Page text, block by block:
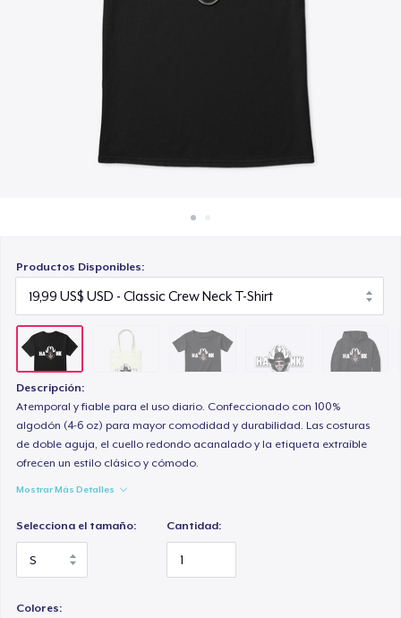
Productos Disponibles:
Descripción:
Atemporal y fiable para el uso diario. Confeccionado con 100%
algodón (4-6 oz) para mayor comodidad y durabilidad. Las costuras
de doble aguja, el cuello redondo acanalado y la etiqueta extraíble
ofrecen un estilo clásico y cómodo.
Mostrar Más Detalles
Selecciona el tamaño: Cantidad:
Colores:
17,00 US$
9,99 US$
Unisex Classic Pullover Hoodie
39,99 US$
Unisex Classic Crewneck Sweatshirt
34,00 US$
Kids Classic Pullover Hoodie
Women's Classic Tee
19,99 US$
23,00 US$
Classic Tank Top